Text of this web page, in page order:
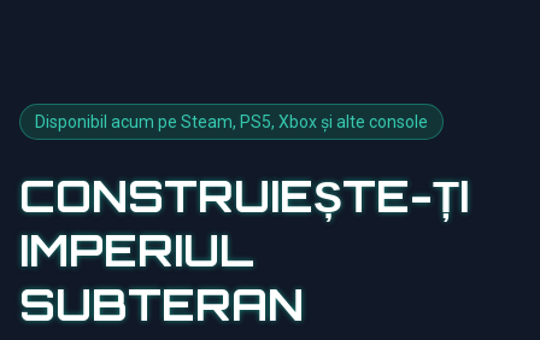
Disponibil acum pe Steam, PS5, Xbox și alte console
CONSTRUIEȘTE-ȚI
IMPERIUL
SUBTERAN